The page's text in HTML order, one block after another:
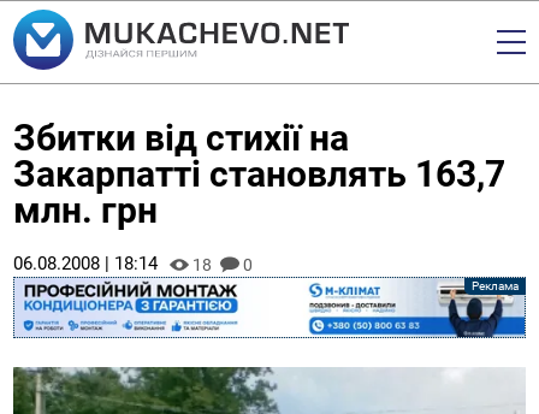
Збитки від стихії на
Закарпатті становлять 163,7
млн. грн
06.08.2008 | 18:14 18 0